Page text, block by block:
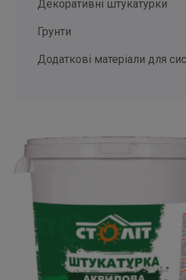
Декоративні штукатурки
Грунти
Додаткові матеріали для